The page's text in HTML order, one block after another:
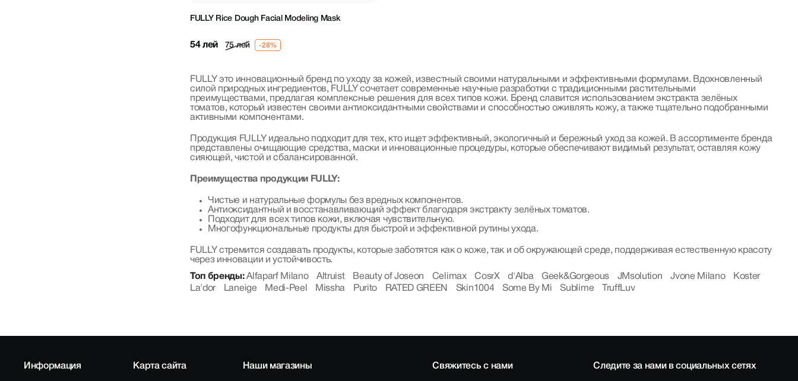
FULLY Rice Dough Facial Modeling Mask
54 лей 75 лей
FULLY это инновационный бренд по уходу за кожей, известный своими натуральными и эффективными формулами. Вдохновленный
силой природных ингредиентов, FULLY сочетает современные научные разработки с традиционными растительными
преимуществами, предлагая комплексные решения для всех типов кожи. Бренд славится использованием экстракта зелёных
томатов, который известен своими антиоксидантными свойствами и способностью оживлять кожу, а также тщательно подобранными
активными компонентами.
Продукция FULLY идеально подходит для тех, кто ищет эффективный, экологичный и бережный уход за кожей. В ассортименте бренда
представлены очищающие средства, маски и инновационные процедуры, которые обеспечивают видимый результат, оставляя кожу
сияющей, чистой и сбалансированной.
Преимущества продукции FULLY:
Чистые и натуральные формулы без вредных компонентов.
Антиоксидантный и восстанавливающий эффект благодаря экстракту зелёных томатов.
Подходит для всех типов кожи, включая чувствительную.
Многофункциональные продукты для быстрой и эффективной рутины ухода.
FULLY стремится создавать продукты, которые заботятся как о коже, так и об окружающей среде, поддерживая естественную красоту
через инновации и устойчивость.
Топ бренды: Alfaparf Milano Altruist Beauty of Joseon Celimax CosrX d'Alba Geek&Gorgeous JMsolution Jvone Milano
Koster
La'dor
Laneige Medi-Peel Missha Purito RATED GREEN Skin1004 Some By Mi Sublime TruffLuv
Информация Карта сайта Наши магазины Свяжитесь с нами Следите за нами в социальных сетях